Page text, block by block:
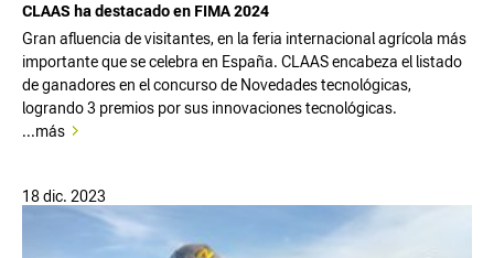
CLAAS ha destacado en FIMA 2024
Gran afluencia de visitantes, en la feria internacional agrícola más
importante que se celebra en España. CLAAS encabeza el listado
de ganadores en el concurso de Novedades tecnológicas,
logrando 3 premios por sus innovaciones tecnológicas.
...más
18 dic. 2023